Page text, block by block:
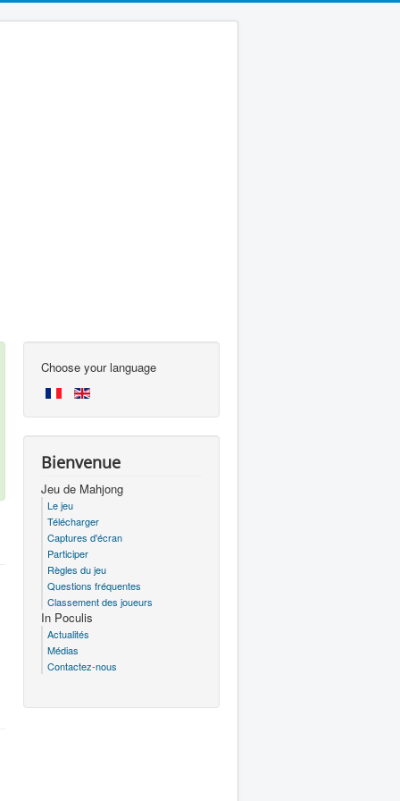
Choose your language
Bienvenue
Jeu de Mahjong
Le jeu
Télécharger
Captures d'écran
Participer
Règles du jeu
Questions fréquentes
Classement des joueurs
In Poculis
Actualités
Médias
Contactez-nous